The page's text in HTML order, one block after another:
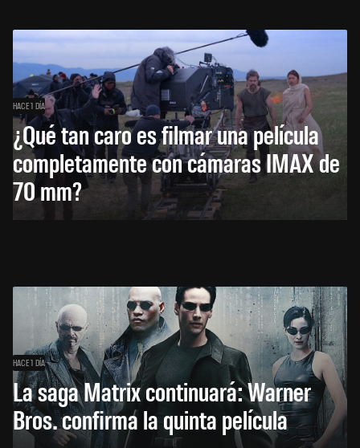
HACE 1 DÍA
¿Qué tan caro es filmar una película
completamente con cámaras IMAX de
70 mm?
HACE 1 DÍA
La saga Matrix continuará: Warner
Bros. confirma la quinta película